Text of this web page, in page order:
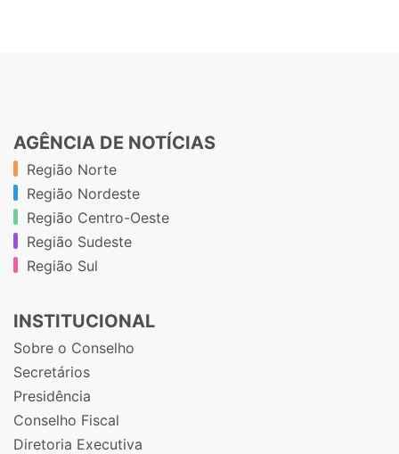
AGÊNCIA DE NOTÍCIAS
Região Norte
Região Nordeste
Região Centro-Oeste
Região Sudeste
Região Sul
INSTITUCIONAL
Sobre o Conselho
Secretários
Presidência
Conselho Fiscal
Diretoria Executiva